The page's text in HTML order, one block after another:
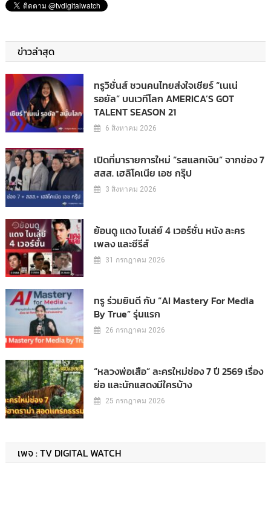
ข่าวล่าสุด
ทรูวิชั่นส์ ชวนคนไทยส่งใจเชียร์ “เนเน่
รอยัล” บนเวทีโลก AMERICA’S GOT
TALENT SEASON 21
6 สิงหาคม 2026
เปิดที่มารายการใหม่ “รสแลกเงิน” จากช่อง 7
สสส. เฮลิโคเนีย เอช กรุ๊ป
3 สิงหาคม 2026
ย้อนดู แดง ไบเล่ย์ 4 เวอร์ชั่น หนัง ละคร
เพลง และซีรีส์
31 กรกฎาคม 2026
ทรู ร่วมยินดี กับ “AI Mastery For Media
By True” รุ่นแรก
26 กรกฎาคม 2026
“หลวงพ่อเสือ” ละครใหม่ช่อง 7 ปี 2569 เรื่อง
ย่อ และนักแสดงมีใครบ้าง
25 กรกฎาคม 2026
เพจ : TV DIGITAL WATCH